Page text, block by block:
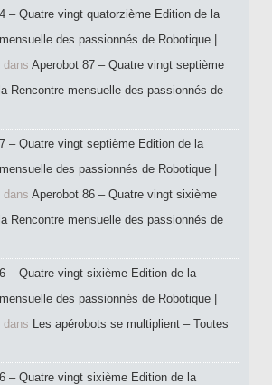
– Quatre vingt quatorzième Edition de la
des passionnés de Robotique |
dans Aperobot 87 – Quatre vingt septième
Rencontre mensuelle des passionnés de
– Quatre vingt septième Edition de la
des passionnés de Robotique |
dans Aperobot 86 – Quatre vingt sixième
Rencontre mensuelle des passionnés de
– Quatre vingt sixième Edition de la
des passionnés de Robotique |
dans Les apérobots se multiplient – Toutes
– Quatre vingt sixième Edition de la